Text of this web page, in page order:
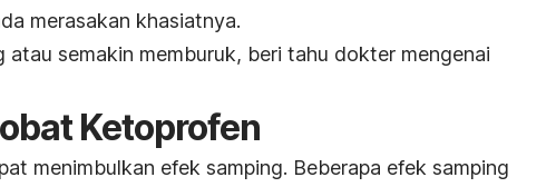
merasakan khasiatnya.
atau semakin memburuk, beri tahu dokter mengenai
Ketoprofen
menimbulkan efek samping. Beberapa efek samping